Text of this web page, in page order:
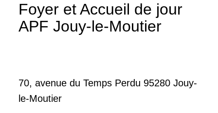
Foyer et Accueil de jour
APF Jouy-le-Moutier
70, avenue du Temps Perdu 95280 Jouy-
le-Moutier